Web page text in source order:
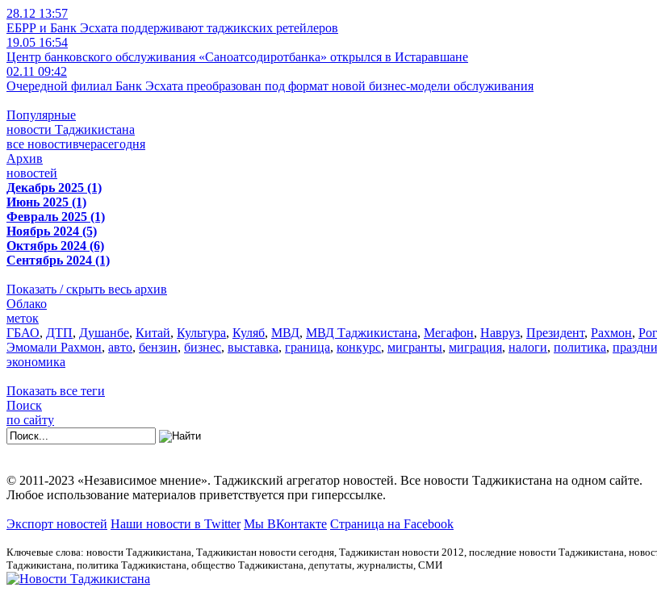
28.12 13:57
ЕБРР и Банк Эсхата поддерживают таджикских ретейлеров
19.05 16:54
Центр банковского обслуживания «Саноатсодиротбанка» открылся в Истаравшане
02.11 09:42
Очередной филиал Банк Эсхата преобразован под формат новой бизнес-модели обслуживания
Популярные
новости Таджикистана
все новостивчерасегодня
Архив
новостей
Декабрь 2025 (1)
Июнь 2025 (1)
Февраль 2025 (1)
Ноябрь 2024 (5)
Октябрь 2024 (6)
Сентябрь 2024 (1)
Показать / скрыть весь архив
Облако
меток
ГБАО, ДТП, Душанбе, Китай, Культура, Куляб, МВД, МВД Таджикистана, Мегафон, Навруз, Президент, Рахмон,
Эмомали Рахмон, авто, бензин, бизнес, выставка, граница, конкурс, мигранты, миграция, налоги, политика,
экономика
Показать все теги
Поиск
по сайту
© 2011-2023 «Независимое мнение». Таджикский агрегатор новостей. Все новости Таджикистана на одном сайте.
Любое использование материалов приветствуется при гиперссылке.
Экспорт новостей Наши новости в Twitter Мы ВКонтакте Страница на Facebook
Ключевые слова: новости Таджикистана, Таджикистан новости сегодня, Таджикистан новости 2012, последние новости Таджикистана,
Таджикистана, политика Таджикистана, общество Таджикистана, депутаты, журналисты, СМИ